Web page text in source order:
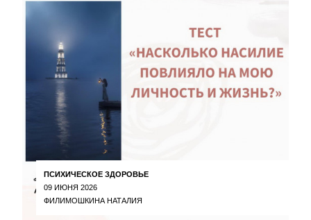
ПСИХИЧЕСКОЕ ЗДОРОВЬЕ
09 ИЮНЯ 2026
ФИЛИМОШКИНА НАТАЛИЯ